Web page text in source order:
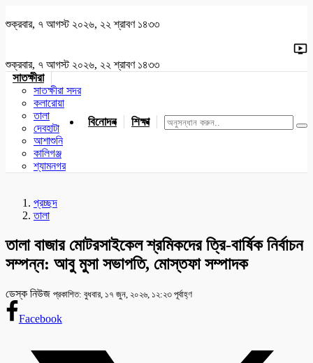
শুক্রবার, ৭ আগস্ট ২০২৬, ২২ শ্রাবণ ১৪৩৩
শুক্রবার, ৭ আগস্ট ২০২৬, ২২ শ্রাবণ ১৪৩৩
সাতক্ষীরা
সাতক্ষীরা সদর
কলারোয়া
তালা
দেবহাটা
আশাশুনি
কালিগঞ্জ
শ্যামনগর
বিনোদন শিক্ষা খেলাধুলা জাতীয় যশোর
প্রচ্ছদ
তালা
তালা বাজার মোটরসাইকেল শ্রমিকদের ত্রি-বার্ষিক নির্বাচন
সম্পন্ন: আবু মুসা সভাপতি, মোস্তফা সম্পাদক
ডেস্ক নিউজ প্রকাশিত: বুধবার, ১৭ জুন, ২০২৬, ১২:২৩ পূর্বাহ্ণ
Facebook